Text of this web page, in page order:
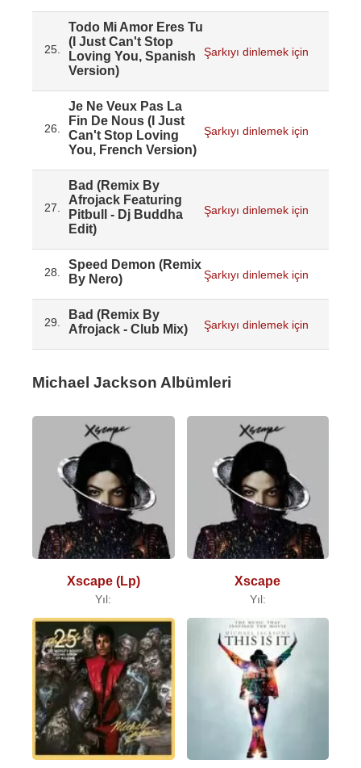
25.
Todo Mi Amor Eres Tu
(I Just Can't Stop
Loving You, Spanish
Version)
Şarkıyı dinlemek için
26.
Je Ne Veux Pas La
Fin De Nous (I Just
Can't Stop Loving
You, French Version)
Şarkıyı dinlemek için
27.
Bad (Remix By
Afrojack Featuring
Pitbull - Dj Buddha
Edit)
Şarkıyı dinlemek için
28.
Speed Demon (Remix
By Nero)
Şarkıyı dinlemek için
29.
Bad (Remix By
Afrojack - Club Mix)
Şarkıyı dinlemek için
Michael Jackson Albümleri
Xscape (Lp)
Yıl:
Xscape
Yıl: